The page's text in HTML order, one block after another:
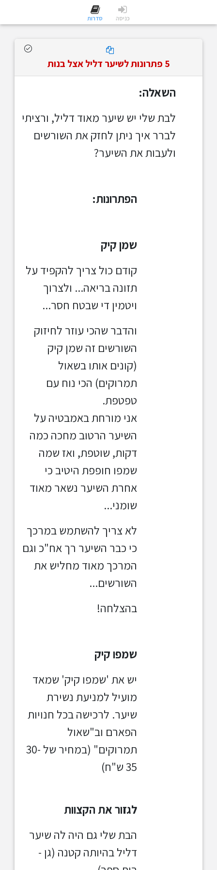
כניסה סדרות
5 פתרונות לשיער דליל אצל בנות
השאלה:
לבת שלי יש שיער מאוד דליל, ורציתי
לברר איך ניתן לחזק את השורשים
ולעבות את השיער?
הפתרונות:
שמן קיק
קודם כול צריך להקפיד על
תזונה בריאה... ולצרוך
ויטמין די שבטח חסר...
והדבר שהכי עוזר לחיזוק
השורשים זה שמן קיק
(קונים אותו בשאול
תמרוקים) הכי נוח עם
טפטפת.
אני מורחת באמבטיה על
השיער הרטוב מחכה כמה
דקות, שוטפת, ואז שמה
שמפו חופפת היטיב כי
אחרת השיער נשאר מאוד
שומני...
לא צריך להשתמש במרכך
כי כבר השיער רך אח"כ וגם
המרכך מאוד מחליש את
השורשים...
בהצלחה!
שמפו קיק
יש את 'שמפו קיק' שמאד
מועיל למניעת נשירת
שיער. לרכישה בכל חנויות
הפארם וב"שאול
תמרוקים" (במחיר של 30-
35 ש"ח)
לגזור את הקצוות
הבת שלי גם היה לה שיער
דליל בהיותה קטנה (גן -